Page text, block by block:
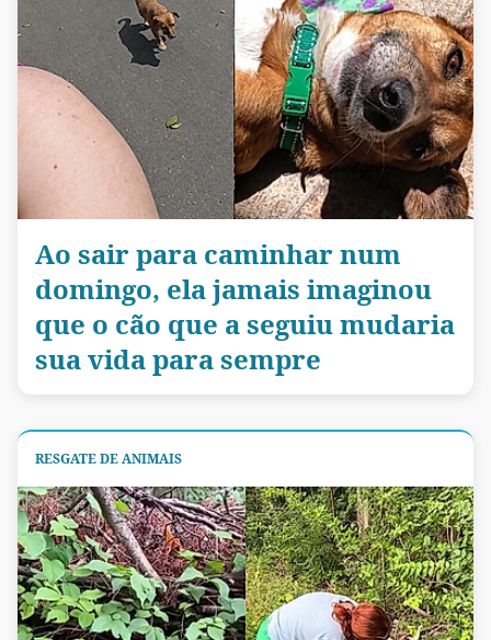
Ao sair para caminhar num
domingo, ela jamais imaginou
que o cão que a seguiu mudaria
sua vida para sempre
RESGATE DE ANIMAIS